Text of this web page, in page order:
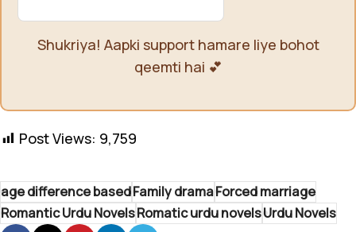
Shukriya! Aapki support hamare liye bohot
qeemti hai 💕
Post Views: 9,759
age difference basedFamily dramaForced marriage
Romantic Urdu NovelsRomatic urdu novelsUrdu Novels